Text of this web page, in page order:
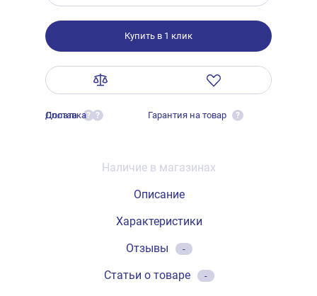
Купить в 1 клик
Оплата ?
Доставка ? Гарантия на товар ?
Наличие в магазинах
Описание
Характеристики
Отзывы
-
Статьи о товаре -